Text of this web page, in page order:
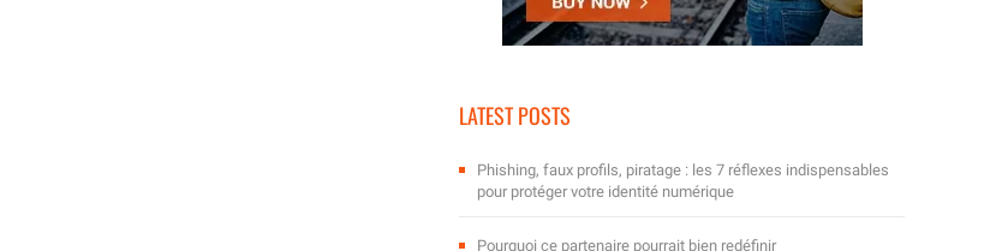
LATEST POSTS
Phishing, faux profils, piratage : les 7 réflexes indispensables
pour protéger votre identité numérique
Pourquoi ce partenaire pourrait bien redéfinir